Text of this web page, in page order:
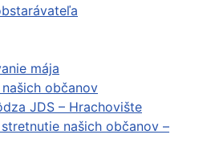
mája
občanov
JDS – Hrachovište
našich občanov –